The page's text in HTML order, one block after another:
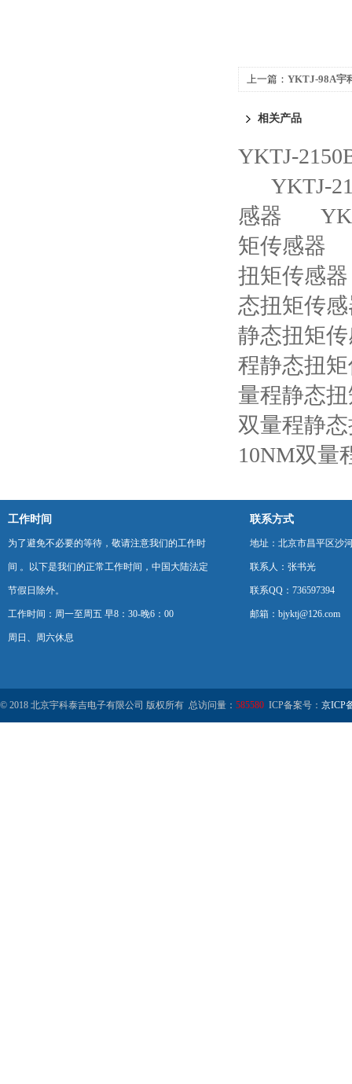
上一篇： YKTJ-98A宇
相关产品
YKTJ-
YKTJ-
感器
矩传感器
扭矩传感器
态扭矩传
静态扭矩
程静态扭
量程静态
双量程静
10NM双量
工作时间
为了避免不必要的等待，敬请注意我们的工作时
间 。以下是我们的正常工作时间，中国大陆法定
节假日除外。
工作时间：周一至周五 早8：30-晚6：00
周日、周六休息
联系方式
地址：北京市昌平区沙
联系人：张书光
联系QQ：736597394
邮箱：bjyktj@126.com
© 2018 北京宇科泰吉电子有限公司 版权所有 总访问量： 585580 ICP备案号： 京ICP